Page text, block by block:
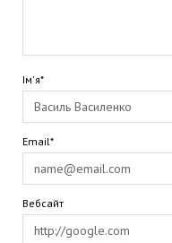
Ім'я*
Email*
Вебсайт